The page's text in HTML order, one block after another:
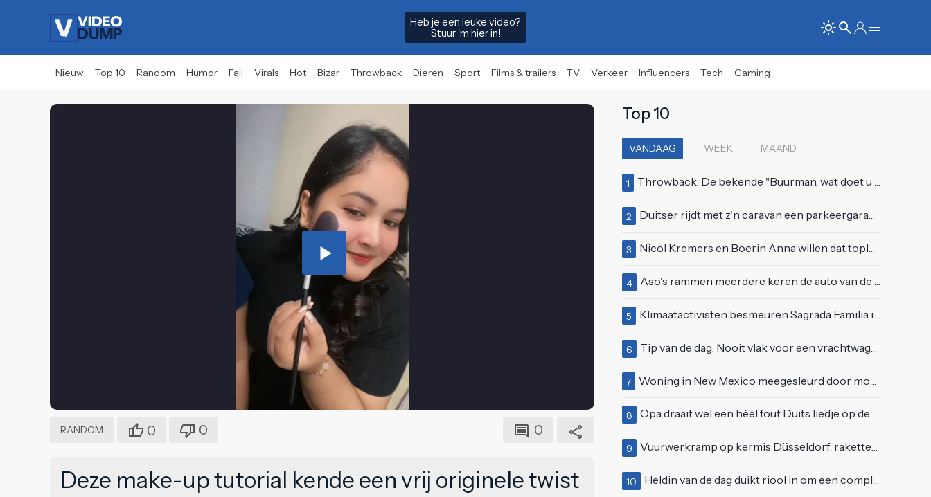
Heb je een leuke video?
Stuur 'm hier in!
Nieuw Top 10 Random Humor Fail Virals Hot Bizar Throwback Dieren Sport Films & trailers TV Verkeer Influencers Tech Gaming
Play
Video
RANDOM 0 0 0
Deze make-up tutorial kende een vrij originele twist
Top 10
VANDAAG WEEK MAAND
1 Throwback: De bekende "Buurman, wat doet u nu?"-scène uit Flodder met Tatjana Šimić
2 Duitser rijdt met z'n caravan een parkeergarage in Vlissingen binnen
3 Nicol Kremers en Boerin Anna willen dat topless zonnen geen taboe meer is
4 Aso's rammen meerdere keren de auto van de buren, maar doen alsof er niets gebeurd is
5 Klimaatactivisten besmeuren Sagrada Familia in Barcelona met lading verf
6 Tip van de dag: Nooit vlak voor een vrachtwagen invoegen
7 Woning in New Mexico meegesleurd door modderstroom
8 Opa draait wel een héél fout Duits liedje op de markt van Emmen
9 Vuurwerkramp op kermis Düsseldorf: raketten schieten het publiek in
10 Heldin van de dag duikt riool in om een complete eendenfamilie te redden